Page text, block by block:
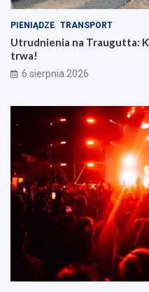
PIENIĄDZE TRANSPORT
Utrudnienia na Traugutta:
trwa!
6 sierpnia 2026